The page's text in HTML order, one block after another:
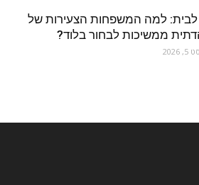
לבית: למה המשפחות הצעירות של
ממשיכות לבחור בלוד?